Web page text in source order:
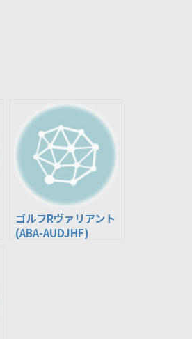
ゴルフRヴァリアント
(ABA-AUDJHF)